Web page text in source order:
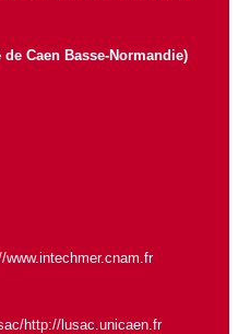
Caen Basse-Normandie)
www.intechmer.cnam.fr
http://lusac.unicaen.fr